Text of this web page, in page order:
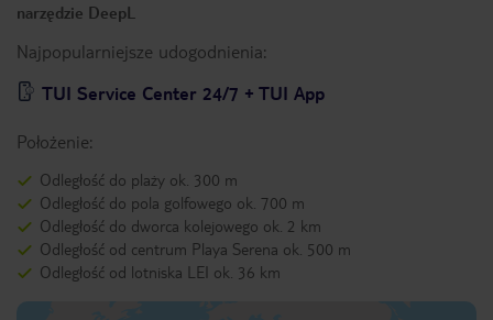
narzędzie DeepL
Najpopularniejsze udogodnienia:
TUI Service Center 24/7 + TUI App
Położenie:
Odległość do plaży ok. 300 m
Odległość do pola golfowego ok. 700 m
Odległość do dworca kolejowego ok. 2 km
Odległość od centrum Playa Serena ok. 500 m
Odległość od lotniska LEI ok. 36 km